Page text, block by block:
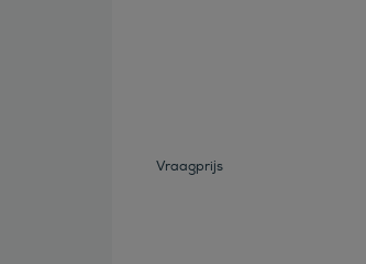
Vraagprijs